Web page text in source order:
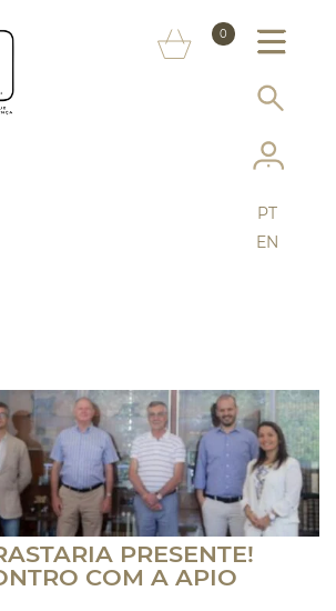
0
AO CONSUMIDOR
SERVIÇOS
MAIS CONTRASTARIA
PT
EN
PRESENTE!
COM A APIO